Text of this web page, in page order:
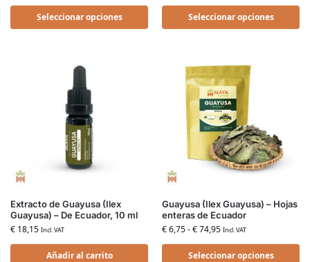
Seleccionar opciones Seleccionar opciones
Extracto de Guayusa (Ilex
Guayusa) – De Ecuador, 10 ml
€ 18,15 Incl. VAT
Añadir al carrito
Guayusa (Ilex Guayusa) – Hojas
enteras de Ecuador
€6,75-€74,95 Incl. VAT
Seleccionar opciones